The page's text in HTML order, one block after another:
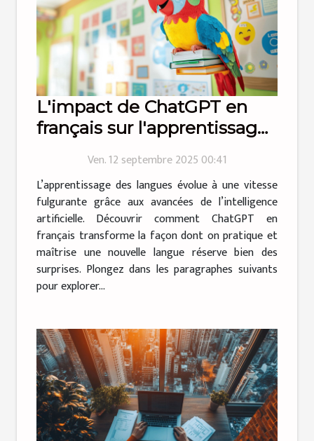
L'impact de ChatGPT en
français sur l'apprentissage
Ven. 12 septembre 2025 00:41
L’apprentissage des langues évolue à une vitesse
fulgurante grâce aux avancées de l’intelligence
artificielle. Découvrir comment ChatGPT en
français transforme la façon dont on pratique et
maîtrise une nouvelle langue réserve bien des
surprises. Plongez dans les paragraphes suivants
pour explorer...